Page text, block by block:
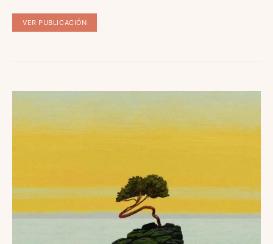
VER PUBLICACIÓN